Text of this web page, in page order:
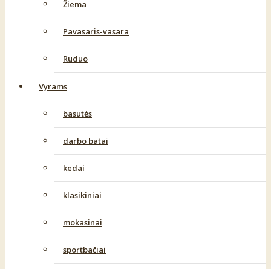
Žiema
Pavasaris-vasara
Ruduo
Vyrams
basutės
darbo batai
kedai
klasikiniai
mokasinai
sportbačiai